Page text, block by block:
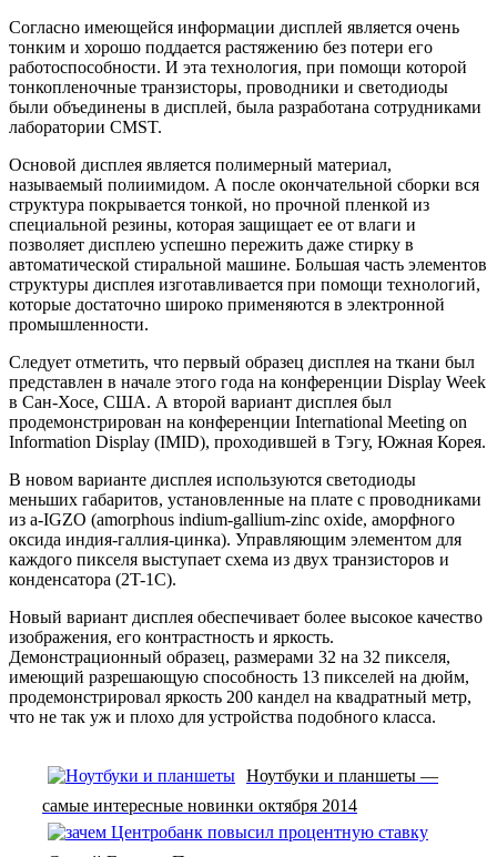
Согласно имеющейся информации дисплей является очень
тонким и хорошо поддается растяжению без потери его
работоспособности. И эта технология, при помощи которой
тонкопленочные транзисторы, проводники и светодиоды
были объединены в дисплей, была разработана сотрудниками
лаборатории CMST.
Основой дисплея является полимерный материал,
называемый полиимидом. А после окончательной сборки вся
структура покрывается тонкой, но прочной пленкой из
специальной резины, которая защищает ее от влаги и
позволяет дисплею успешно пережить даже стирку в
автоматической стиральной машине. Большая часть элементов
структуры дисплея изготавливается при помощи технологий,
которые достаточно широко применяются в электронной
промышленности.
Следует отметить, что первый образец дисплея на ткани был
представлен в начале этого года на конференции Display Week
в Сан-Хосе, США. А второй вариант дисплея был
продемонстрирован на конференции International Meeting on
Information Display (IMID), проходившей в Тэгу, Южная Корея.
В новом варианте дисплея используются светодиоды
меньших габаритов, установленные на плате с проводниками
из a-IGZO (amorphous indium-gallium-zinc oxide, аморфного
оксида индия-галлия-цинка). Управляющим элементом для
каждого пикселя выступает схема из двух транзисторов и
конденсатора (2T-1C).
Новый вариант дисплея обеспечивает более высокое качество
изображения, его контрастность и яркость.
Демонстрационный образец, размерами 32 на 32 пикселя,
имеющий разрешающую способность 13 пикселей на дюйм,
продемонстрировал яркость 200 кандел на квадратный метр,
что не так уж и плохо для устройства подобного класса.
Ноутбуки и планшеты —
самые интересные новинки октября 2014